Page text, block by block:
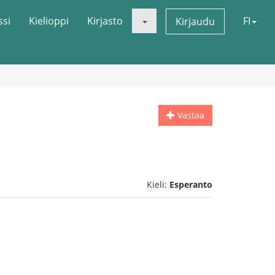
Kielioppi Kirjasto Kirjaudu FI
Vastaa
Kieli: Esperanto